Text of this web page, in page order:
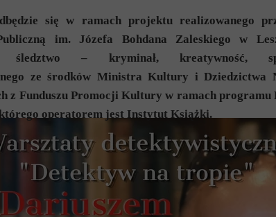
się w ramach projektu realizowanego
im. Józefa Bohdana Zaleskiego w
śledztwo – kryminał, kreatywność,
ze środków Ministra Kultury i Dziedzictwa
z Funduszu Promocji Kultury w ramach programu
operatorem jest Instytut Książki.